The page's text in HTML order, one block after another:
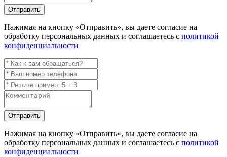
Отправить
Нажимая на кнопку «Отправить», вы даете согласие на
обработку персональных данных и соглашаетесь с политикой
конфиденциальности
Отправить
Нажимая на кнопку «Отправить», вы даете согласие на
обработку персональных данных и соглашаетесь с политикой
конфиденциальности